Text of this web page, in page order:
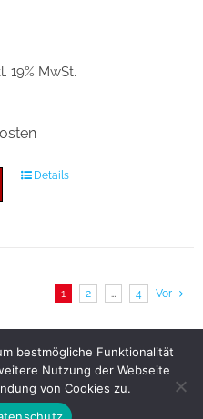
19% MwSt.
Details
1 2 … 4 Vor
Reserved |Datenschutz
bestmögliche Funktionalität
Nutzung der Webseite
von Cookies zu.